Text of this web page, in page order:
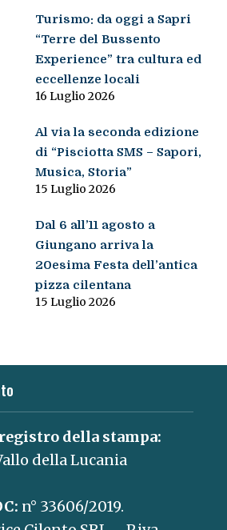
Turismo: da oggi a Sapri
“Terre del Bussento
Experience” tra cultura ed
eccellenze locali
16 Luglio 2026
Al via la seconda edizione
di “Pisciotta SMS – Sapori,
Musica, Storia”
15 Luglio 2026
Dal 6 all’11 agosto a
Giungano arriva la
20esima Festa dell’antica
pizza cilentana
15 Luglio 2026
della stampa:
della Lucania
n° 33606/2019.